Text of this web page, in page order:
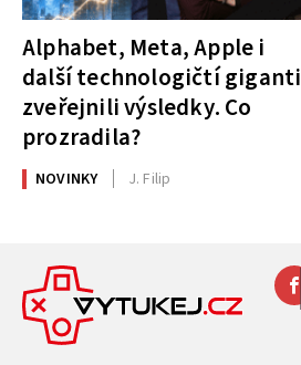
Alphabet, Meta, Apple i
další technologičtí giganti
zveřejnili výsledky. Co
prozradila?
NOVINKY J. Filip